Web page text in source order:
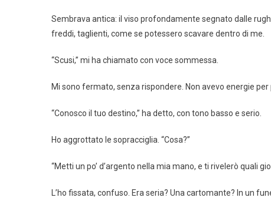
Sembrava antica: il viso profondamente segnato dalle
freddi, taglienti, come se potessero scavare dentro di me.
“Scusi,” mi ha chiamato con voce sommessa.
Mi sono fermato, senza rispondere. Non avevo energie
“Conosco il tuo destino,” ha detto, con tono basso e serio.
Ho aggrottato le sopracciglia. “Cosa?”
“Metti un po’ d’argento nella mia mano, e ti rivelerò quali
L’ho fissata, confuso. Era seria? Una cartomante? In un